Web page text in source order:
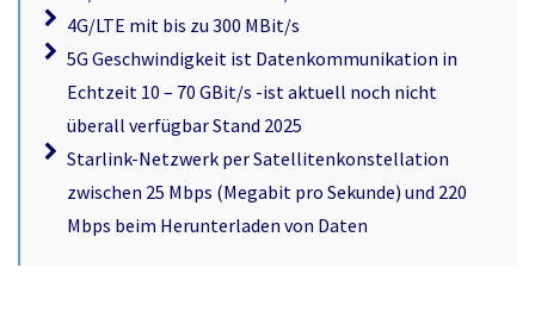
4G/LTE mit bis zu 300 MBit/s
5G Geschwindigkeit ist Datenkommunikation in
Echtzeit 10 – 70 GBit/s -ist aktuell noch nicht
überall verfügbar Stand 2025
Starlink-Netzwerk per Satellitenkonstellation
zwischen 25 Mbps (Megabit pro Sekunde) und 220
Mbps beim Herunterladen von Daten